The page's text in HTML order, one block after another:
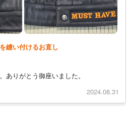
縫い付けるお直し
ありがとう御座いました。
2024.08.31